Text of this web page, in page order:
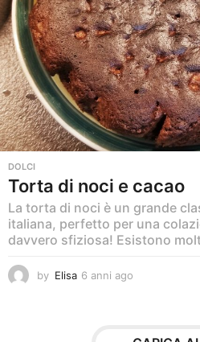
DOLCI
Torta di noci e cacao
La torta di noci è un grande
italiana, perfetto per una
davvero sfiziosa! Esistono
by Elisa 6 anni ago
i